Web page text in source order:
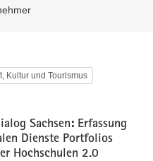
Kultur und Tourismus
Sachsen: Erfassung
Dienste Portfolios
Hochschulen 2.0